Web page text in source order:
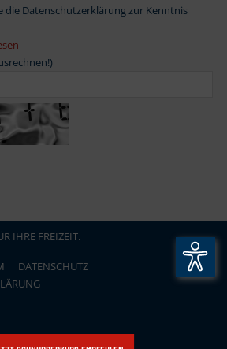
die Datenschutzerklärung zur Kenntnis
IHRE FREIZEIT.
DATENSCHUTZ